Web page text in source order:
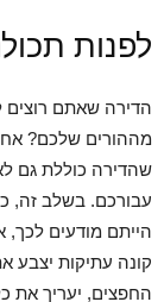
לפנות
הדירה שאתם
מההורים שלכם?
שהדירה כוללת גם
עבורכם. בשלב זה,
הייתם מודעים
קונה עתיקות יצבע
החפצים, יעריך את